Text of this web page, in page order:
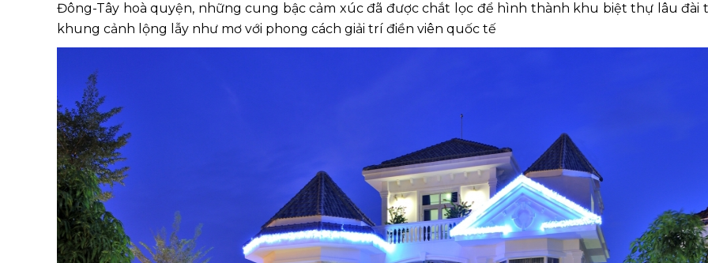
Đông-Tây hoà quyện, những cung bậc cảm xúc đã được chắt lọc để hình thành khu biệt thự lâu đài
khung cảnh lộng lẫy như mơ với phong cách giải trí điền viên quốc tế